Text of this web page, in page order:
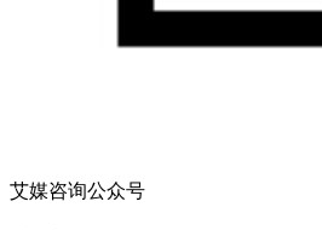
艾媒咨询公众号